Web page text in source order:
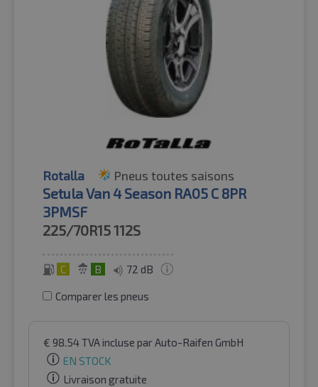
Rotalla Pneus toutes saisons
Setula Van 4 Season RA05 C 8PR
3PMSF
225/70R15112S
C B 72 dB
Comparer les pneus
€ 98.54TVA incluse par Auto-Raifen GmbH
EN STOCK
Livraison gratuite